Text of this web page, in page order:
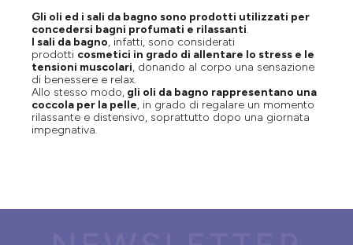
Gli oli ed i sali da bagno sono prodotti utilizzati per
concedersi bagni profumati e rilassanti.
I sali da bagno, infatti, sono considerati
prodotti cosmetici in grado di allentare lo stress e le
tensioni muscolari, donando al corpo una sensazione
di benessere e relax.
Allo stesso modo, gli oli da bagno rappresentano una
coccola per la pelle, in grado di regalare un momento
rilassante e distensivo, soprattutto dopo una giornata
impegnativa.